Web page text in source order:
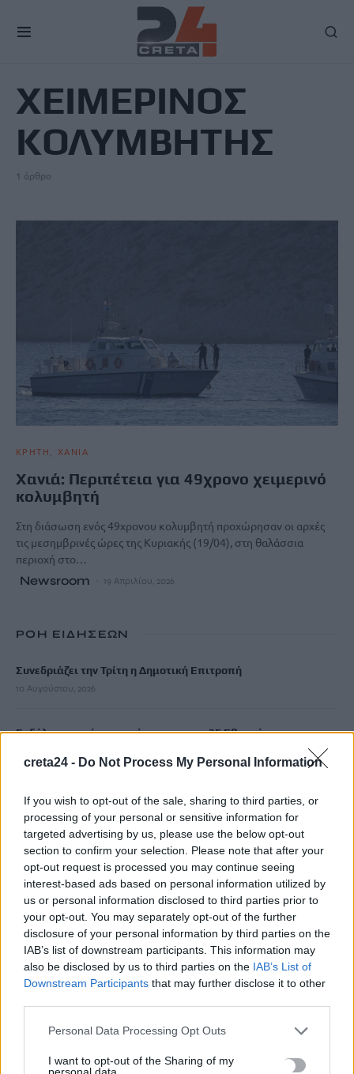
creta24 - Do Not Process My Personal Information
If you wish to opt-out of the sale, sharing to third parties, or
processing of your personal or sensitive information for
targeted advertising by us, please use the below opt-out
section to confirm your selection. Please note that after your
opt-out request is processed you may continue seeing
interest-based ads based on personal information utilized by
us or personal information disclosed to third parties prior to
your opt-out. You may separately opt-out of the further
disclosure of your personal information by third parties on the
IAB’s list of downstream participants. This information may
also be disclosed by us to third parties on the IAB’s List of
Downstream Participants that may further disclose it to other
Personal Data Processing Opt Outs
I want to opt-out of the Sharing of my
personal data.
ΧΕΙΜΕΡΙΝΟΣ
ΚΟΛΥΜΒΗΤΗΣ
1 άρθρο
ΚΡΗΤΗ ΧΑΝΙΑ
Χανιά: Περιπέτεια για 49χρονο χειμερινό
κολυμβητή
Στη διάσωση ενός 49χρονου κολυμβητή προχώρησαν οι αρχές
τις μεσημβρινές ώρες της Κυριακής (19/04), στη θαλάσσια
περιοχή στο…
Newsroom 19 Απριλίου, 2026
ΡΟΗ ΕΙΔΗΣΕΩΝ
Συνεδριάζει την Τρίτη η Δημοτική Επιτροπή
10 Αυγούστου, 2026
Εκδήλωση τιμής και μνήμης για τους 35 Εθνομάρτυρες στο
10 Αυγούστου, 2026
Χρονοδιαγράμματα ζητάει ο Κωνσταντίνος Κεφαλογιάννης
από την Κυβέρνηση για την ουσιαστική στήριξη του
Περιφερειακού Τύπου
10 Αυγούστου, 2026
Συνεχίζεται η Παραδοσιακή Στράτα του Δήμου Χανίων
10 Αυγούστου, 2026
Οι ακραίοι καύσωνες και η ξηρασία αλλάζουν την οικονομία
ΟΦΗ: Νέα παράταση στα εισιτήρια διαρκείας – Μέχρι τις 16